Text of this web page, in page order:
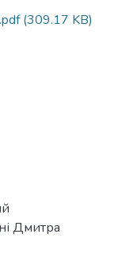
(309.17 KB)
Дмитра